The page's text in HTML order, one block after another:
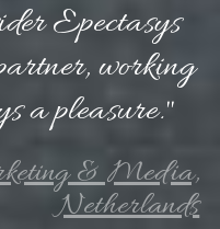
Epectasys
working
a pleasure."
& Media,
Netherlands